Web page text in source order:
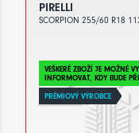
PIRELLI
SCORPION 255/60 R18
VEŠKERÉ ZBOŽÍ JE MOŽNÉ
INFORMOVAT, KDY BUDE
PRÉMIOVÝ VÝROBCE